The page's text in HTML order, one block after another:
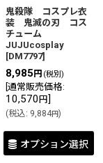
鬼殺隊 コスプレ衣
装 鬼滅の刃 コス
チューム
JUJUcosplay
[DM7797]
8,985 円 (税別)
通常販売価格:
10,570 円]
(税込: 9,884円)
オプション選択